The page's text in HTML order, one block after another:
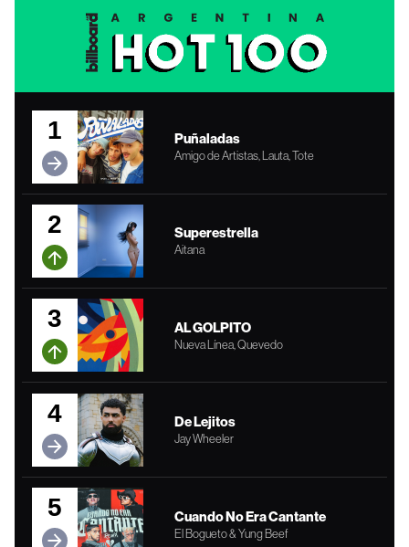
1 Puñaladas
Amigo de Artistas, Lauta, Tote
2 Superestrella
Aitana
3 AL GOLPITO
Nueva Línea, Quevedo
4 De Lejitos
Jay Wheeler
5 Cuando No Era Cantante
El Bogueto & Yung Beef